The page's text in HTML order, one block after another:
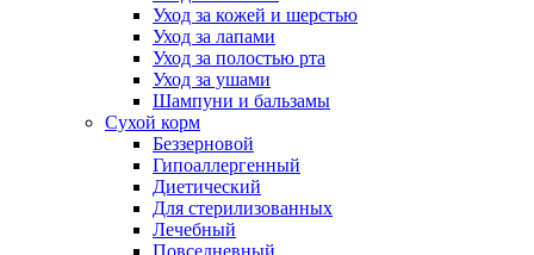
Уход за кожей и шерстью
Уход за лапами
Уход за полостью рта
Уход за ушами
Шампуни и бальзамы
Сухой корм
Беззерновой
Гипоаллергенный
Диетический
Для стерилизованных
Лечебный
Повседневный